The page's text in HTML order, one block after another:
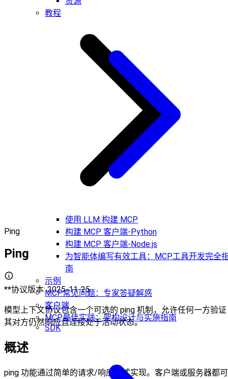
教程
使用 LLM 构建 MCP
构建 MCP 客户端-Python
构建 MCP 客户端-Node.js
为智能体编写有效工具：MCP工具开发完全
南
示例
MCP常见问题：专家答疑解惑
客户端
MCP最佳实践：架构设计与实施指南
SDK
Ping
Ping
**协议版本: 2025-11-25
模型上下文协议包含一个可选的 ping 机制，允许任何一方验证
其对方仍然响应且连接处于活动状态。
概述
ping 功能通过简单的请求/响应模式实现。客户端或服务器都可